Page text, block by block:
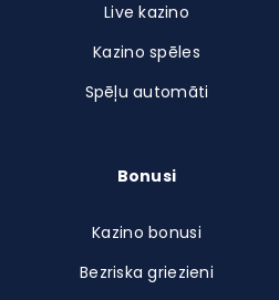
Live kazino
Kazino spēles
Spēļu automāti
Bonusi
Kazino bonusi
Bezriska griezieni